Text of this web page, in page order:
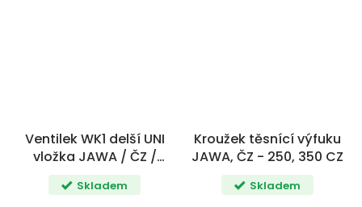
Ventilek WK1 delší UNI
vložka JAWA / ČZ /
SIMSON
Skladem
Kroužek těsnící výfuku
JAWA, ČZ - 250, 350 CZ
Skladem